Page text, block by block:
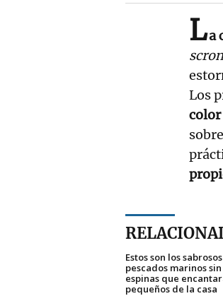
La
Los
color
Estos son los sabrosos
pescados marinos sin
espinas que
pequeños de la casa